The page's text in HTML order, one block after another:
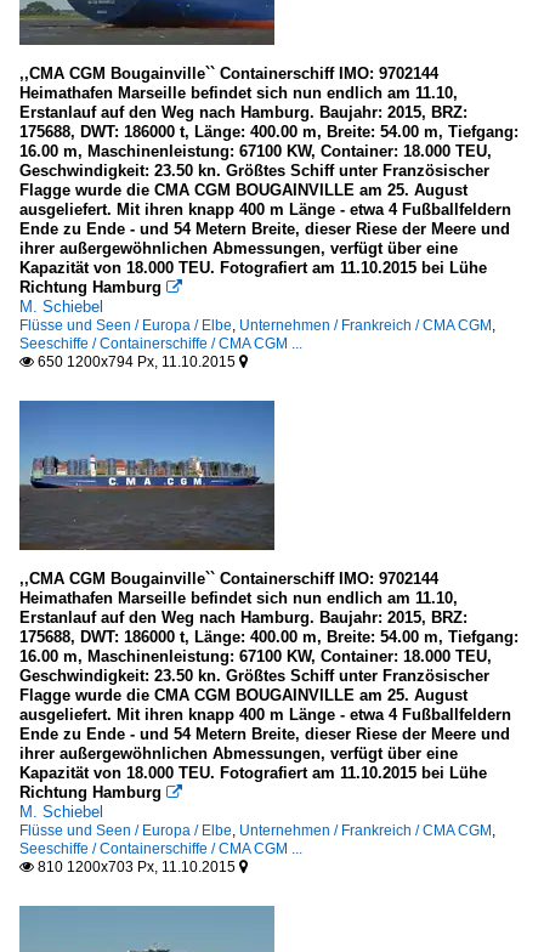
,,CMA CGM Bougainville`` Containerschiff IMO: 9702144
Heimathafen Marseille befindet sich nun endlich am 11.10,
Erstanlauf auf den Weg nach Hamburg. Baujahr: 2015, BRZ:
175688, DWT: 186000 t, Länge: 400.00 m, Breite: 54.00 m, Tiefgang:
16.00 m, Maschinenleistung: 67100 KW, Container: 18.000 TEU,
Geschwindigkeit: 23.50 kn. Größtes Schiff unter Französischer
Flagge wurde die CMA CGM BOUGAINVILLE am 25. August
ausgeliefert. Mit ihren knapp 400 m Länge - etwa 4 Fußballfeldern
Ende zu Ende - und 54 Metern Breite, dieser Riese der Meere und
ihrer außergewöhnlichen Abmessungen, verfügt über eine
Kapazität von 18.000 TEU. Fotografiert am 11.10.2015 bei Lühe
Richtung Hamburg 
M. Schiebel
Flüsse und Seen / Europa / Elbe, Unternehmen / Frankreich / CMA CGM ,
Seeschiffe / Containerschiffe / CMA CGM ...
 650 1200x794 Px, 11.10.2015 
,,CMA CGM Bougainville`` Containerschiff IMO: 9702144
Heimathafen Marseille befindet sich nun endlich am 11.10,
Erstanlauf auf den Weg nach Hamburg. Baujahr: 2015, BRZ:
175688, DWT: 186000 t, Länge: 400.00 m, Breite: 54.00 m, Tiefgang:
16.00 m, Maschinenleistung: 67100 KW, Container: 18.000 TEU,
Geschwindigkeit: 23.50 kn. Größtes Schiff unter Französischer
Flagge wurde die CMA CGM BOUGAINVILLE am 25. August
ausgeliefert. Mit ihren knapp 400 m Länge - etwa 4 Fußballfeldern
Ende zu Ende - und 54 Metern Breite, dieser Riese der Meere und
ihrer außergewöhnlichen Abmessungen, verfügt über eine
Kapazität von 18.000 TEU. Fotografiert am 11.10.2015 bei Lühe
Richtung Hamburg 
M. Schiebel
Flüsse und Seen / Europa / Elbe, Unternehmen / Frankreich / CMA CGM ,
Seeschiffe / Containerschiffe / CMA CGM ...
 810 1200x703 Px, 11.10.2015 